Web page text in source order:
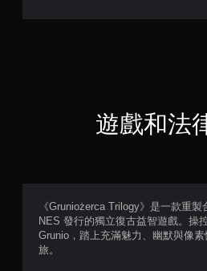
遊戲和法
《Gruniożerca Trilogy》是一款重
NES 發行的獨立復古益智遊戲。操
Grunio，踏上充滿魅力、幽默與像
旅。